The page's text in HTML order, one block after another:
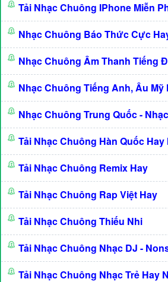
Tải Nhạc Chuông IPhone Miễn
Nhạc Chuông Báo Thức Cực
Nhạc Chuông Âm Thanh Tiếng
Nhạc Chuông Tiếng Anh, Âu Mỹ
Nhạc Chuông Trung Quốc -
Tải Nhạc Chuông Hàn Quốc Hay
Tải Nhạc Chuông Remix Hay
Tải Nhạc Chuông Rap Việt Hay
Tải Nhạc Chuông Thiếu Nhi
Tải Nhạc Chuông Nhạc DJ -
Tải Nhạc Chuông Nhạc Trẻ Hay